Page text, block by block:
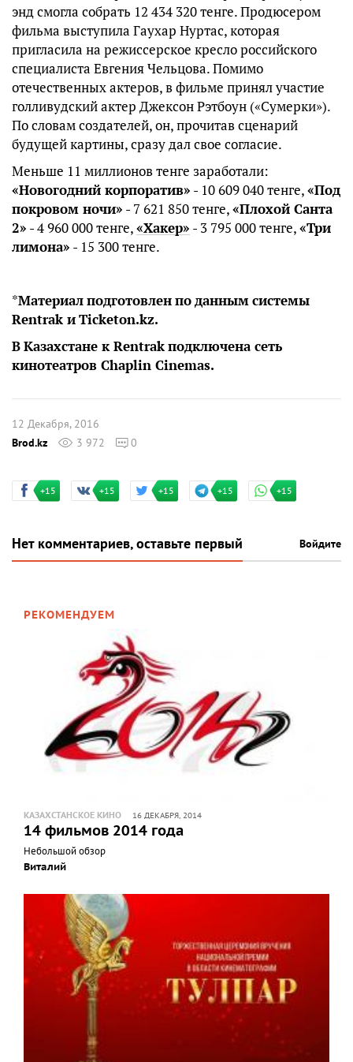
энд смогла собрать 12 434 320 тенге. Продюсером
фильма выступила Гаухар Нуртас, которая
пригласила на режиссерское кресло российского
специалиста Евгения Чельцова. Помимо
отечественных актеров, в фильме принял участие
голливудский актер Джексон Рэтбоун («Сумерки»).
По словам создателей, он, прочитав сценарий
будущей картины, сразу дал свое согласие.
Меньше 11 миллионов тенге заработали:
«Новогодний корпоратив» - 10 609 040 тенге,«Под
покровом ночи» - 7 621 850 тенге,«Плохой Санта
2» - 4 960 000 тенге,«Хакер» - 3 795 000 тенге,«Три
лимона» - 15 300 тенге.
*Материалподготовленподаннымсистемы
Rentrak иTicketon.kz.
ВКазахстане к Rentrakподключена сеть
кинотеатров Chaplin Cinemas.
12 Декабря, 2016
Brod.kz
3 972 0
+15 +15 +15 +15 +15
Нет комментариев, оставьте первый Войдите
РЕКОМЕНДУЕМ
КАЗАХСТАНСКОЕ КИНО 16 ДЕКАБРЯ, 2014
14 фильмов 2014 года
Небольшой обзор
Виталий